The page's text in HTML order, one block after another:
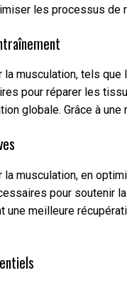
les processus de
musculation, tels
pour réparer les
globale. Grâce à
musculation, en
pour soutenir
une meilleure